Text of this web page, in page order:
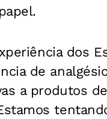
dos
de
a produtos